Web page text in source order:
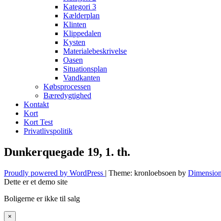
Kategori 3
Kælderplan
Klinten
Klippedalen
Kysten
Materialebeskrivelse
Oasen
Situationsplan
Vandkanten
Købsprocessen
Bæredygtighed
Kontakt
Kort
Kort Test
Privatlivspolitik
Dunkerquegade 19, 1. th.
Proudly powered by WordPress | Theme: kronloebsoen by
Dette er et demo site
Boligerne er ikke til salg
×